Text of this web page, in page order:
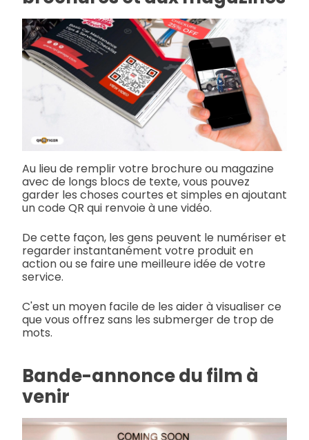
Au lieu de remplir votre brochure ou magazine
avec de longs blocs de texte, vous pouvez
garder les choses courtes et simples en ajoutant
un code QR qui renvoie à une vidéo.
De cette façon, les gens peuvent le numériser et
regarder instantanément votre produit en
action ou se faire une meilleure idée de votre
service.
C'est un moyen facile de les aider à visualiser ce
que vous offrez sans les submerger de trop de
mots.
Bande-annonce du film à
venir